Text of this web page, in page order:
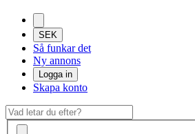
SEK
Så funkar det
Ny annons
Logga in
Skapa konto